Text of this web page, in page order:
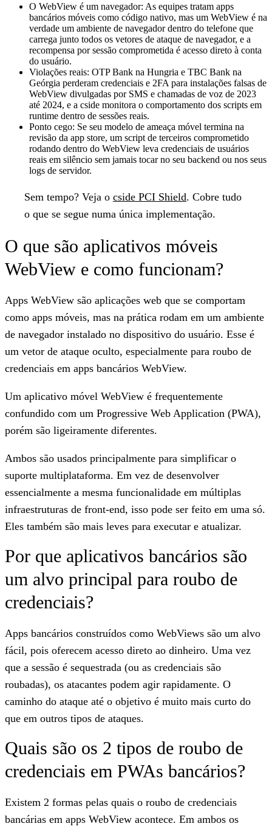
O WebView é um navegador: As equipes tratam apps
bancários móveis como código nativo, mas um WebView é na
verdade um ambiente de navegador dentro do telefone que
carrega junto todos os vetores de ataque de navegador, e a
recompensa por sessão comprometida é acesso direto à conta
do usuário.
Violações reais: OTP Bank na Hungria e TBC Bank na
Geórgia perderam credenciais e 2FA para instalações falsas de
WebView divulgadas por SMS e chamadas de voz de 2023
até 2024, e a cside monitora o comportamento dos scripts em
runtime dentro de sessões reais.
Ponto cego: Se seu modelo de ameaça móvel termina na
revisão da app store, um script de terceiros comprometido
rodando dentro do WebView leva credenciais de usuários
reais em silêncio sem jamais tocar no seu backend ou nos seus
logs de servidor.
Sem tempo? Veja o cside PCI Shield. Cobre tudo
o que se segue numa única implementação.
O que são aplicativos móveis
WebView e como funcionam?
Apps WebView são aplicações web que se comportam
como apps móveis, mas na prática rodam em um ambiente
de navegador instalado no dispositivo do usuário. Esse é
um vetor de ataque oculto, especialmente para roubo de
credenciais em apps bancários WebView.
Um aplicativo móvel WebView é frequentemente
confundido com um Progressive Web Application (PWA),
porém são ligeiramente diferentes.
Ambos são usados principalmente para simplificar o
suporte multiplataforma. Em vez de desenvolver
essencialmente a mesma funcionalidade em múltiplas
infraestruturas de front-end, isso pode ser feito em uma só.
Eles também são mais leves para executar e atualizar.
Por que aplicativos bancários são
um alvo principal para roubo de
credenciais?
Apps bancários construídos como WebViews são um alvo
fácil, pois oferecem acesso direto ao dinheiro. Uma vez
que a sessão é sequestrada (ou as credenciais são
roubadas), os atacantes podem agir rapidamente. O
caminho do ataque até o objetivo é muito mais curto do
que em outros tipos de ataques.
Quais são os 2 tipos de roubo de
credenciais em PWAs bancários?
Existem 2 formas pelas quais o roubo de credenciais
bancárias em apps WebView acontece. Em ambos os